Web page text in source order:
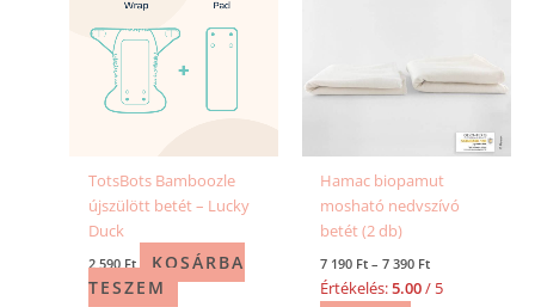
TotsBots Bamboozle
újszülött betét – Lucky
Duck
2 590Ft
KOSÁRBA
TESZEM
Hamac biopamut
mosható nedvszívó
betét (2 db)
7 190 Ft – 7 390 Ft
Értékelés:5.00/ 5